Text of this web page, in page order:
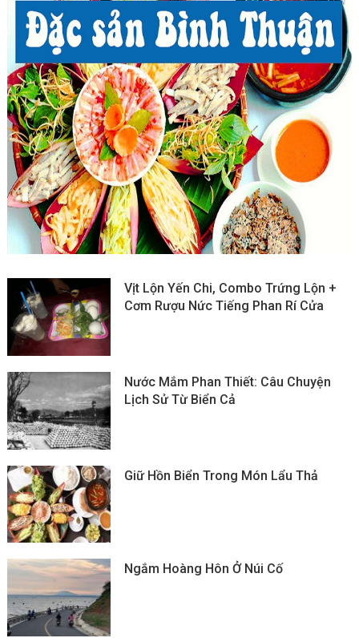
Vịt Lộn Yến Chi, Combo Trứng Lộn +
Cơm Rượu Nức Tiếng Phan Rí Cửa
Nước Mắm Phan Thiết: Câu Chuyện
Lịch Sử Từ Biển Cả
Giữ Hồn Biển Trong Món Lẩu Thả
Ngắm Hoàng Hôn Ở Núi Cố